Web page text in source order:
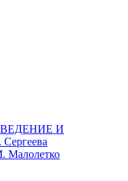
И
Малолетко